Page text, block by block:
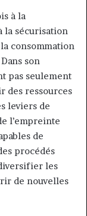
à la
la sécurisation
consommation
son
pas seulement
des ressources
leviers de
l’empreinte
de
procédés
les
de nouvelles